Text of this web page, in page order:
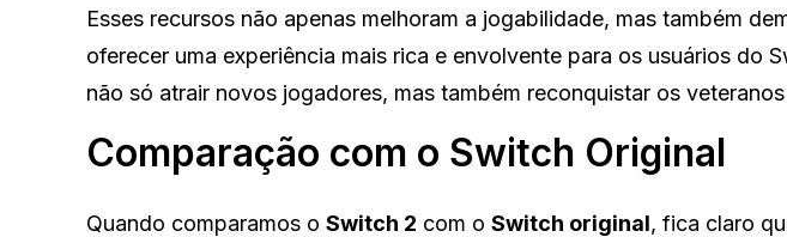
Esses recursos não apenas melhoram a jogabilidade, mas também
oferecer uma experiência mais rica e envolvente para os usuários do
não só atrair novos jogadores, mas também reconquistar os
Comparação com o Switch Original
Quando comparamos o Switch 2 com o Switch original, fica claro